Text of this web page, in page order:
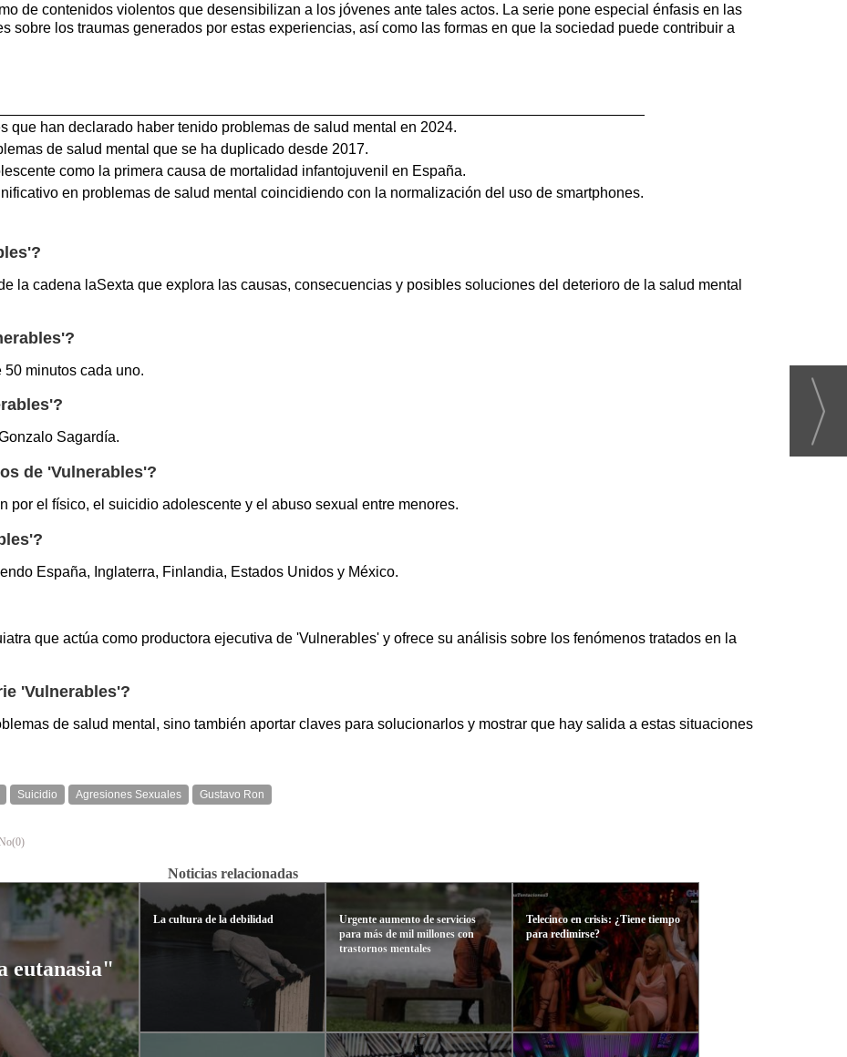
de contenidos violentos que desensibilizan a los jóvenes ante tales actos. La serie pone especial énfasis en las
sobre los traumas generados por estas experiencias, así como las formas en que la sociedad puede contribuir a
que han declarado haber tenido problemas de salud mental en 2024.
de salud mental que se ha duplicado desde 2017.
como la primera causa de mortalidad infantojuvenil en España.
en problemas de salud mental coincidiendo con la normalización del uso de smartphones.
la cadena laSexta que explora las causas, consecuencias y posibles soluciones del deterioro de la salud mental
50 minutos cada uno.
Sagardía.
de 'Vulnerables'?
por el físico, el suicidio adolescente y el abuso sexual entre menores.
España, Inglaterra, Finlandia, Estados Unidos y México.
que actúa como productora ejecutiva de 'Vulnerables' y ofrece su análisis sobre los fenómenos tratados en la
'Vulnerables'?
de salud mental, sino también aportar claves para solucionarlos y mostrar que hay salida a estas situaciones
Suicidio Agresiones Sexuales Gustavo Ron
0)
Noticias relacionadas
eutanasia"
La cultura de la debilidad
Urgente aumento de servicios
para más de mil millones con
trastornos mentales
Telecinco en crisis: ¿Tiene tiempo
para redimirse?